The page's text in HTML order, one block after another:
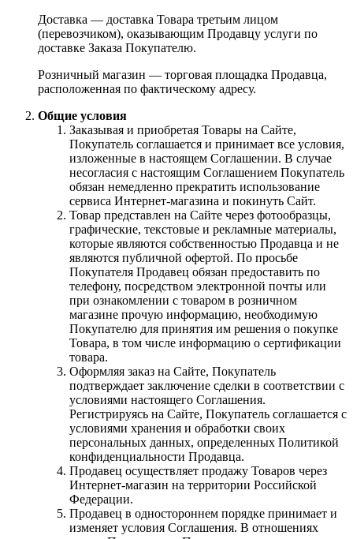
Доставка — доставка Товара третьим лицом
(перевозчиком), оказывающим Продавцу услуги по
доставке Заказа Покупателю.
Розничный магазин — торговая площадка Продавца,
расположенная по фактическому адресу.
Общие условия
Заказывая и приобретая Товары на Сайте,
Покупатель соглашается и принимает все условия,
изложенные в настоящем Соглашении. В случае
несогласия с настоящим Соглашением Покупатель
обязан немедленно прекратить использование
сервиса Интернет-магазина и покинуть Сайт.
Товар представлен на Сайте через фотообразцы,
графические, текстовые и рекламные материалы,
которые являются собственностью Продавца и не
являются публичной офертой. По просьбе
Покупателя Продавец обязан предоставить по
телефону, посредством электронной почты или
при ознакомлении с товаром в розничном
магазине прочую информацию, необходимую
Покупателю для принятия им решения о покупке
Товара, в том числе информацию о сертификации
товара.
Оформляя заказ на Сайте, Покупатель
подтверждает заключение сделки в соответствии с
условиями настоящего Соглашения.
Регистрируясь на Сайте, Покупатель соглашается с
условиями хранения и обработки своих
персональных данных, определенных Политикой
конфиденциальности Продавца.
Продавец осуществляет продажу Товаров через
Интернет-магазин на территории Российской
Федерации.
Продавец в одностороннем порядке принимает и
изменяет условия Соглашения. В отношениях